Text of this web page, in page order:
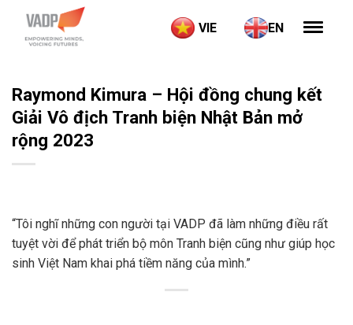
content
VIE EN
Raymond Kimura – Hội đồng chung kết
Giải Vô địch Tranh biện Nhật Bản mở
rộng 2023
“Tôi nghĩ những con người tại VADP đã làm những điều rất
tuyệt vời để phát triển bộ môn Tranh biện cũng như giúp học
sinh Việt Nam khai phá tiềm năng của mình.”